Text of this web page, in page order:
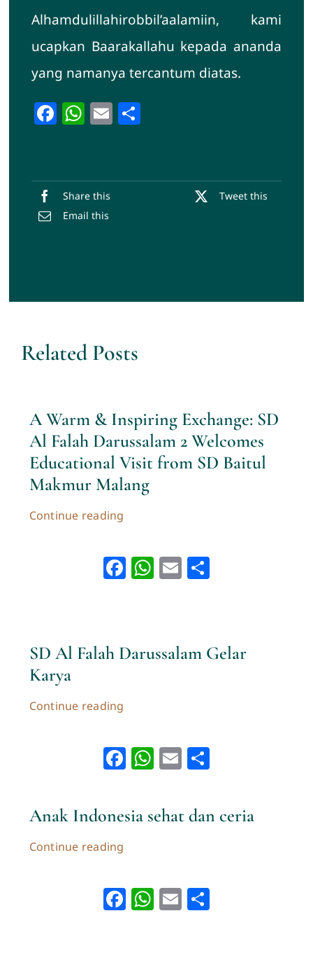
Alhamdulillahirobbil’aalamiin, kami
ucapkan Baarakallahu kepada ananda
yang namanya tercantum diatas.
Facebook
WhatsApp
EmailShare
Share this
Tweet this
Email this
Related Posts
A Warm & Inspiring Exchange: SD
Al Falah Darussalam 2 Welcomes
Educational Visit from SD Baitul
Makmur Malang
Continue reading
Facebook
WhatsApp
Email
SD Al Falah Darussalam Gelar
Karya
Continue reading
Facebook
WhatsApp
Email
Anak Indonesia sehat dan ceria
Continue reading
Facebook
WhatsApp
Email